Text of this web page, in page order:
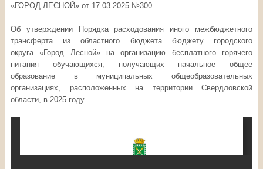
«ГОРОД ЛЕСНОЙ» от 17.03.2025 №300
Об утверждении Порядка расходования иного межбюджетного
трансферта из областного бюджета бюджету городского
округа «Город Лесной» на организацию бесплатного горячего
питания обучающихся, получающих начальное общее
образование в муниципальных общеобразовательных
организациях, расположенных на территории Свердловской
области, в 2025 году